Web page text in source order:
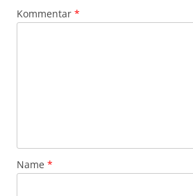
Kommentar *
Name *